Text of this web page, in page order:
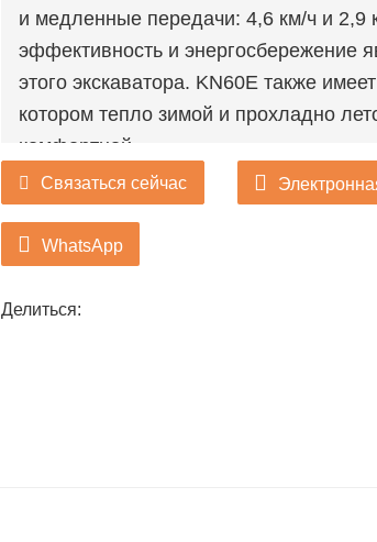
и медленные передачи: 4,6 км/ч и 2,9
эффективность и энергосбережение
этого экскаватора. KN60E также
котором тепло зимой и прохладно
комфортной.
Связаться сейчас
WhatsApp
Делиться: